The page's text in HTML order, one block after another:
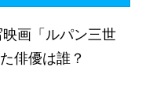
画「ルパン三世
俳優は誰？